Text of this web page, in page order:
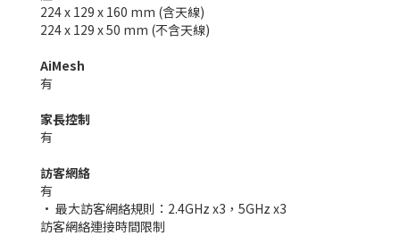
224 x 129 x 160 mm (含天線)
224 x 129 x 50 mm (不含天線)
AiMesh
有
家長控制
有
訪客網絡
有
• 最大訪客網絡規則：2.4GHz x3，5GHz x3
訪客網絡連接時間限制